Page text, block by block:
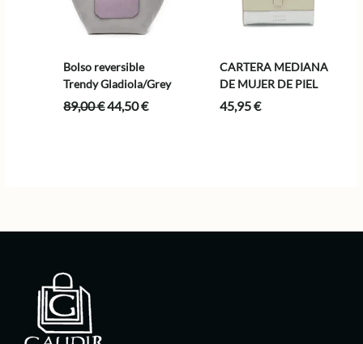
Bolso reversible
Trendy Gladiola/Grey
89,00€El
44,50€El
CARTERA MEDIANA
DE MUJER DE PIEL
45,95€